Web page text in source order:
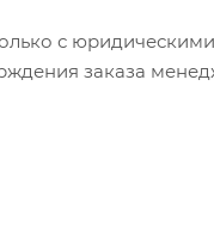
с
заказа